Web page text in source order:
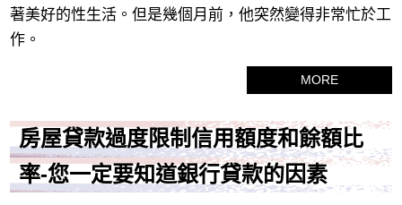
著美好的性生活。但是幾個月前，他突然變得非常忙於工
作。
MORE
房屋貸款過度限制信用額度和餘額比
率-您一定要知道銀行貸款的因素